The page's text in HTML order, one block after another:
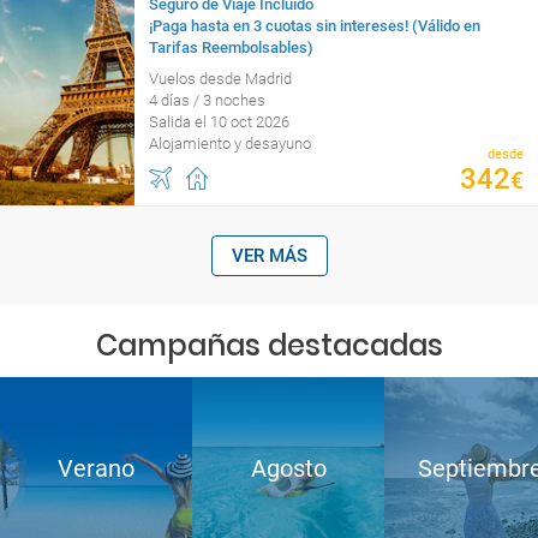
Seguro de Viaje Incluido
¡Paga hasta en 3 cuotas sin intereses! (Válido en
Tarifas Reembolsables)
Vuelos desde Madrid
4 días / 3 noches
Salida el 10 oct 2026
Alojamiento y desayuno
desde
342€
VER MÁS
Campañas destacadas
Verano Agosto